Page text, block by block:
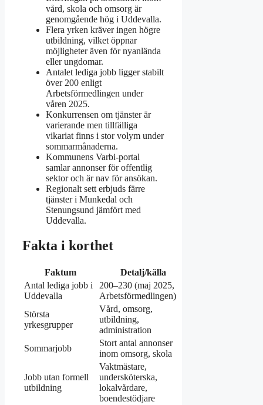
vård, skola och omsorg är
genomgående hög i Uddevalla.
Flera yrken kräver ingen högre
utbildning, vilket öppnar
möjligheter även för nyanlända
eller ungdomar.
Antalet lediga jobb ligger stabilt
över 200 enligt
Arbetsförmedlingen under
våren 2025.
Konkurrensen om tjänster är
varierande men tillfälliga
vikariat finns i stor volym under
sommarmånaderna.
Kommunens Varbi-portal
samlar annonser för offentlig
sektor och är nav för ansökan.
Regionalt sett erbjuds färre
tjänster i Munkedal och
Stenungsund jämfört med
Uddevalla.
Fakta i korthet
Faktum
Detalj/källa
Antal lediga jobb i
Uddevalla
200–230 (maj 2025,
Arbetsförmedlingen)
Största
yrkesgrupper
Vård, omsorg,
utbildning,
administration
Sommarjobb
Stort antal annonser
inom omsorg, skola
Jobb utan formell
utbildning
Vaktmästare,
undersköterska,
lokalvårdare,
boendestödjare